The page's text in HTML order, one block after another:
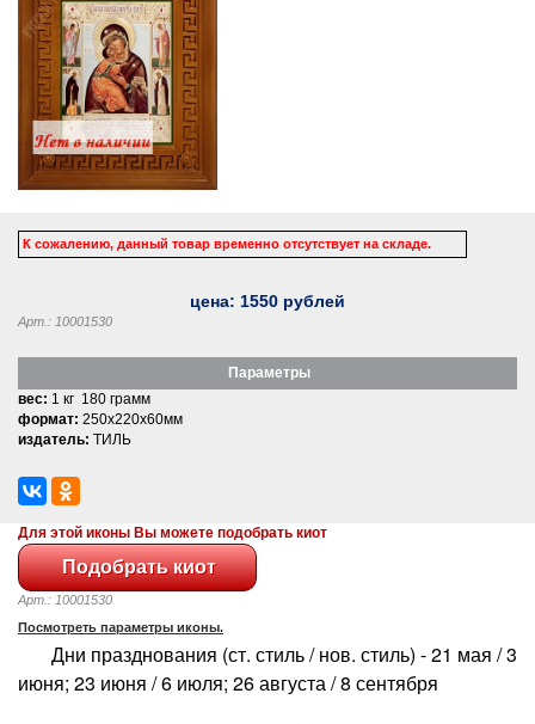
К сожалению, данный товар временно отсутствует на складе.
цена: 1550 рублей
Арт.: 10001530
Параметры
вес: 1 кг 180 грамм
формат: 250x220x60мм
издатель: ТИЛЬ
Для этой иконы Вы можете подобрать киот
Арт.: 10001530
Посмотреть параметры иконы.
Дни празднования (ст. стиль / нов. стиль) - 21 мая / 3
июня; 23 июня / 6 июля; 26 августа / 8 сентября